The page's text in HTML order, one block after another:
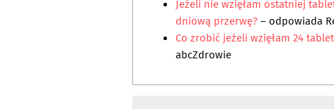
Jeżeli nie wzięłam ostatniej
dniową przerwę?– odpowiada
Co zrobić jeżeli wzięłam 24
abcZdrowie